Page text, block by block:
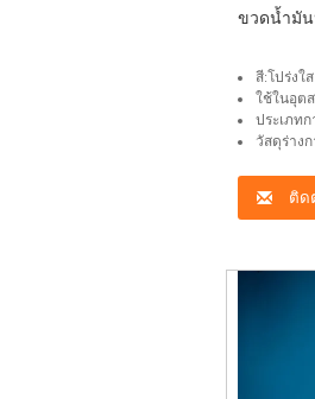
ขวดน้ำมั
สี:โปร่งใส
ใช้ในอุต
ประเภท
วัสดุร่าง
ติด